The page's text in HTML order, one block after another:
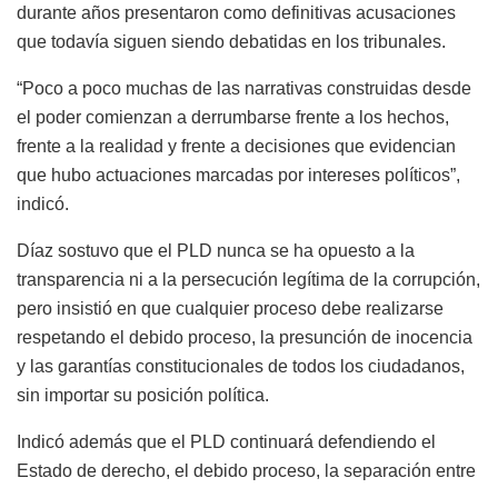
durante años presentaron como definitivas acusaciones
que todavía siguen siendo debatidas en los tribunales.
“Poco a poco muchas de las narrativas construidas desde
el poder comienzan a derrumbarse frente a los hechos,
frente a la realidad y frente a decisiones que evidencian
que hubo actuaciones marcadas por intereses políticos”,
indicó.
Díaz sostuvo que el PLD nunca se ha opuesto a la
transparencia ni a la persecución legítima de la corrupción,
pero insistió en que cualquier proceso debe realizarse
respetando el debido proceso, la presunción de inocencia
y las garantías constitucionales de todos los ciudadanos,
sin importar su posición política.
Indicó además que el PLD continuará defendiendo el
Estado de derecho, el debido proceso, la separación entre